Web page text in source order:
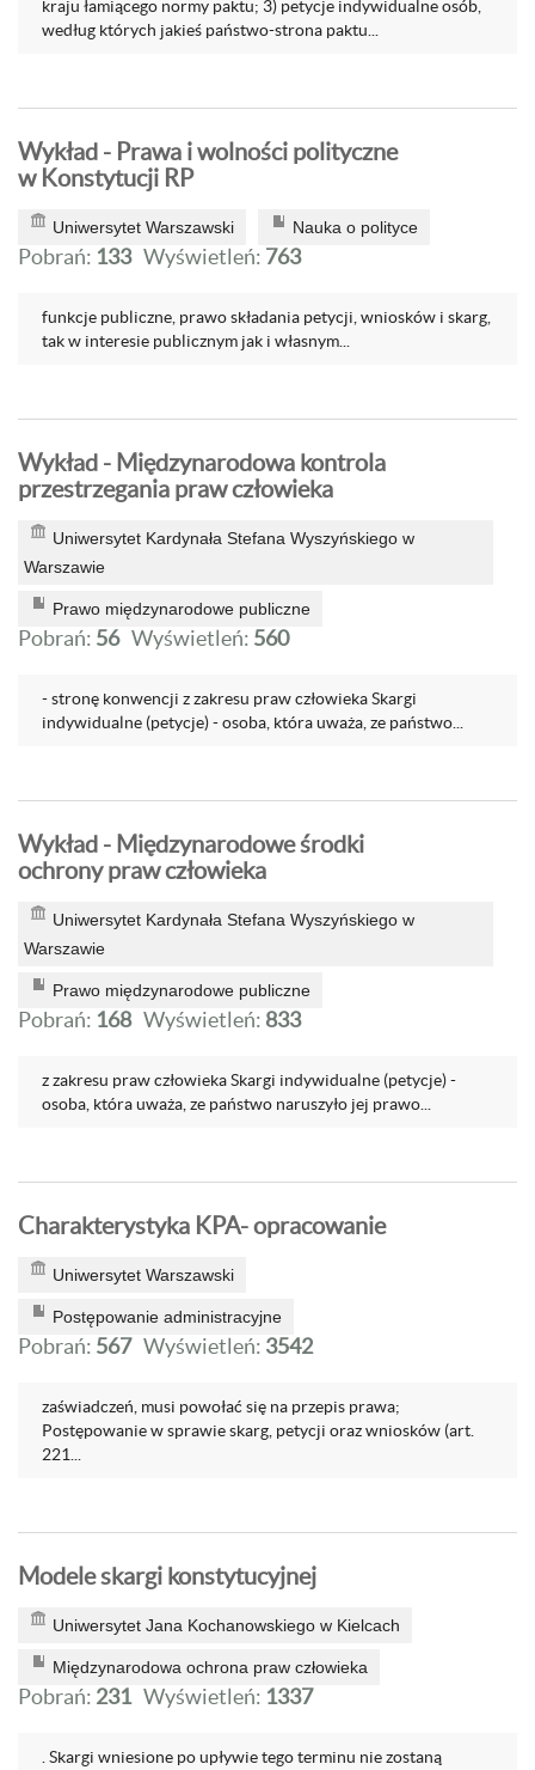
kraju łamiącego normy paktu; 3) petycje indywidualne osób,
według których jakieś państwo-strona paktu...
Wykład - Prawa i wolności polityczne
w Konstytucji RP
Uniwersytet Warszawski Nauka o polityce
Pobrań: 133 Wyświetleń: 763
funkcje publiczne, prawo składania petycji, wniosków i skarg,
tak w interesie publicznym jak i własnym...
Wykład - Międzynarodowa kontrola
przestrzegania praw człowieka
Uniwersytet Kardynała Stefana Wyszyńskiego w
Warszawie
Prawo międzynarodowe publiczne
Pobrań: 56 Wyświetleń: 560
- stronę konwencji z zakresu praw człowieka Skargi
indywidualne (petycje) - osoba, która uważa, ze państwo...
Wykład - Międzynarodowe środki
ochrony praw człowieka
Uniwersytet Kardynała Stefana Wyszyńskiego w
Warszawie
Prawo międzynarodowe publiczne
Pobrań: 168 Wyświetleń: 833
z zakresu praw człowieka Skargi indywidualne (petycje) -
osoba, która uważa, ze państwo naruszyło jej prawo...
Charakterystyka KPA- opracowanie
Uniwersytet Warszawski
Postępowanie administracyjne
Pobrań: 567 Wyświetleń: 3542
zaświadczeń, musi powołać się na przepis prawa;
Postępowanie w sprawie skarg, petycji oraz wniosków (art.
221...
Modele skargi konstytucyjnej
Uniwersytet Jana Kochanowskiego w Kielcach
Międzynarodowa ochrona praw człowieka
Pobrań: 231 Wyświetleń: 1337
. Skargi wniesione po upływie tego terminu nie zostaną